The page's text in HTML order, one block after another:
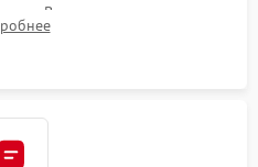
Вакуумирование корпуса
азотом или аргоном для